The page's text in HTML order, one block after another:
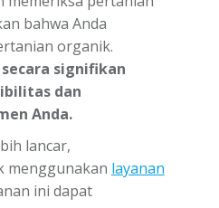
bahwa Anda
organik.
signifikan
dan
Anda.
lancar,
menggunakan layanan
ini dapat